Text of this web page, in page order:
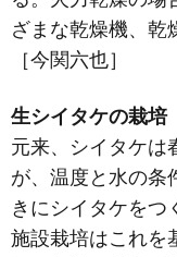
ざまな乾燥機、乾
［今関六也］
生シイタケの栽培
元来、シイタケは
が、温度と水の条
きにシイタケをつ
施設栽培はこれを